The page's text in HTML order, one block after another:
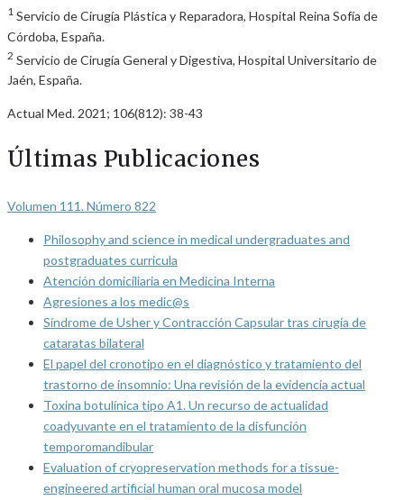
1 Servicio de Cirugía Plástica y Reparadora, Hospital Reina Sofía de
Córdoba, España.
2 Servicio de Cirugía General y Digestiva, Hospital Universitario de
Jaén, España.
Actual Med. 2021; 106(812): 38-43
Últimas Publicaciones
Volumen 111. Número 822
Philosophy and science in medical undergraduates and
postgraduates curricula
Atención domiciliaria en Medicina Interna
Agresiones a los medic@s
Síndrome de Usher y Contracción Capsular tras cirugía de
cataratas bilateral
El papel del cronotipo en el diagnóstico y tratamiento del
trastorno de insomnio: Una revisión de la evidencia actual
Toxina botulínica tipo A1. Un recurso de actualidad
coadyuvante en el tratamiento de la disfunción
temporomandibular
Evaluation of cryopreservation methods for a tissue-
engineered artificial human oral mucosa model